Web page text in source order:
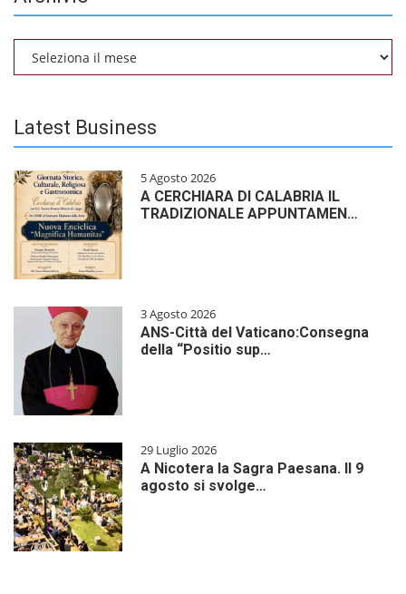
Latest Business
5 Agosto 2026
A CERCHIARA DI CALABRIA IL
TRADIZIONALE APPUNTAMEN…
3 Agosto 2026
ANS-Città del Vaticano:Consegna
della “Positio sup…
29 Luglio 2026
A Nicotera la Sagra Paesana. Il 9
agosto si svolge…